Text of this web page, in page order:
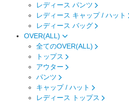
レディース パンツ
レディース キャップ / ハット
レディース バッグ
OVER(ALL)
全てのOVER(ALL)
トップス
アウター
パンツ
キャップ / ハット
レディース トップス